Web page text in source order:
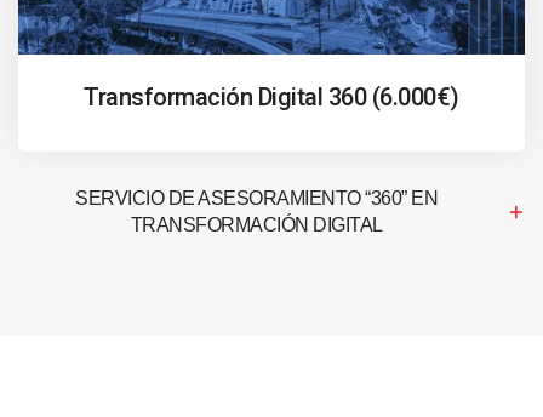
Transformación Digital 360 (6.000€)
SERVICIO DE ASESORAMIENTO “360” EN
TRANSFORMACIÓN DIGITAL